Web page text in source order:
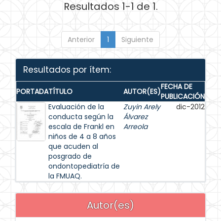
Resultados 1-1 de 1.
Anterior 1 Siguiente
Resultados por ítem:
PORTADATÍTULO AUTOR(ES)FECHA DE
PUBLICACIÓN
Evaluación de la
conducta según la
escala de Frankl en
niños de 4 a 8 años
que acuden al
posgrado de
ondontopediatría de
la FMUAQ.
Zuyin Arely
Álvarez
Arreola
dic-2012
Autor(es)